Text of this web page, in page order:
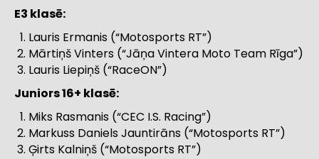
E3 klasē:
Lauris Ermanis (“Motosports RT”)
Mārtiņš Vinters (“Jāņa Vintera Moto Team Rīga”)
Lauris Liepiņš (“RaceON”)
Juniors 16+ klasē:
Miks Rasmanis (“CEC I.S. Racing”)
Markuss Daniels Jauntirāns (“Motosports RT”)
Ģirts Kalniņš (“Motosports RT”)